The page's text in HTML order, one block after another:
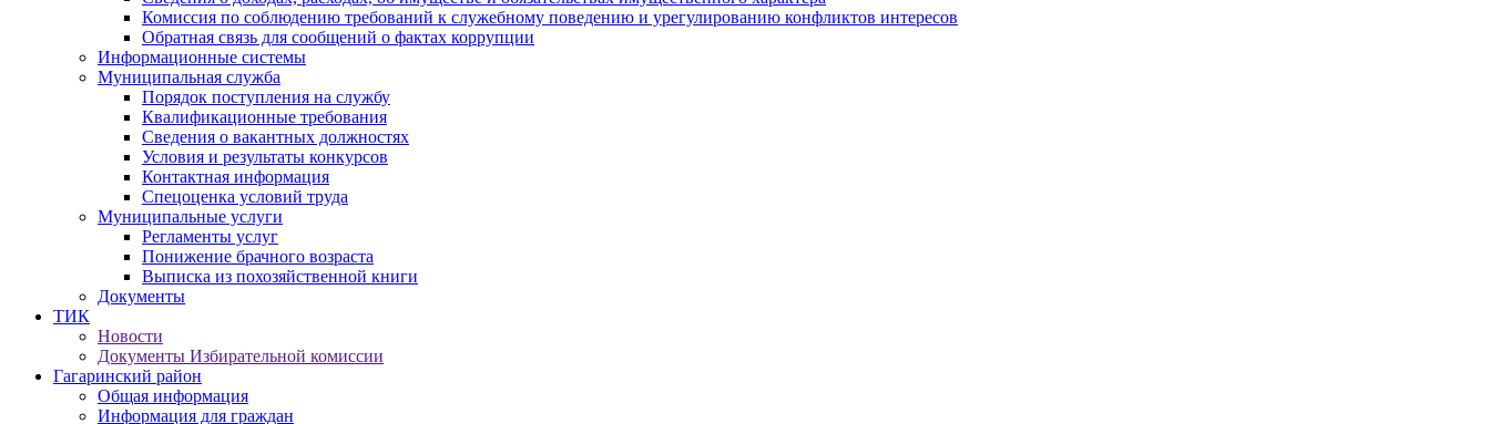
Комиссия по соблюдению требований к служебному поведению и урегулированию конфликтов интересов
Обратная связь для сообщений о фактах коррупции
Информационные системы
Муниципальная служба
Порядок поступления на службу
Квалификационные требования
Сведения о вакантных должностях
Условия и результаты конкурсов
Контактная информация
Спецоценка условий труда
Муниципальные услуги
Регламенты услуг
Понижение брачного возраста
Выписка из похозяйственной книги
Документы
ТИК
Новости
Документы Избирательной комиссии
Гагаринский район
Общая информация
Информация для граждан